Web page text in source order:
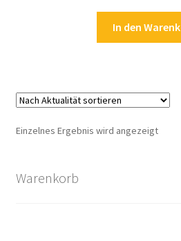
Mein Konto
Über Rätselkind
In den
Einzelnes Ergebnis wird angezeigt
Warenkorb